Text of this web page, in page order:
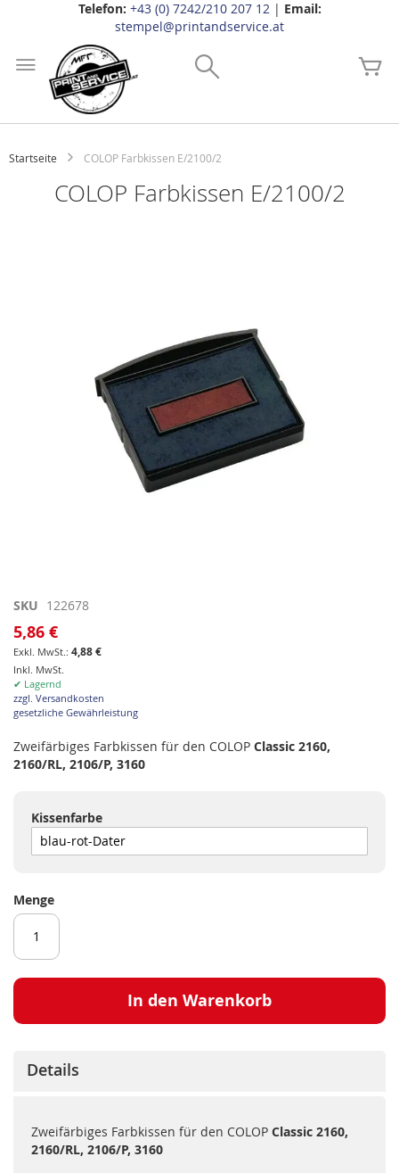
Telefon: +43 (0) 7242/210 207 12| Email:
stempel@printandservice.at
Inhalt
springen
Startseite COLOP Farbkissen E/2100/2
COLOP Farbkissen E/2100/2
Zum
der
Bildgalerie
springen
SKU 122678
5,86 €
4,88 €
Inkl. MwSt.
✔ Lagernd
zzgl. Versandkosten
gesetzliche Gewährleistung
Zweifärbiges Farbkissen für den COLOP Classic 2160,
2160/RL, 2106/P, 3160
Kissenfarbe
Menge
In den Warenkorb
Details
Zweifärbiges Farbkissen für den COLOP Classic 2160,
2160/RL, 2106/P, 3160